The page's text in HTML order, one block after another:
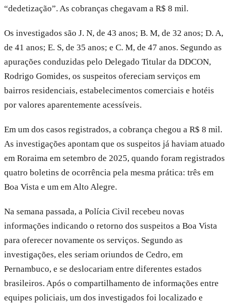
“dedetização”. As cobranças chegavam a R$ 8 mil.
Os investigados são J. N, de 43 anos; B. M, de 32 anos; D. A,
de 41 anos; E. S, de 35 anos; e C. M, de 47 anos. Segundo as
apurações conduzidas pelo Delegado Titular da DDCON,
Rodrigo Gomides, os suspeitos ofereciam serviços em
bairros residenciais, estabelecimentos comerciais e hotéis
por valores aparentemente acessíveis.
Em um dos casos registrados, a cobrança chegou a R$ 8 mil.
As investigações apontam que os suspeitos já haviam atuado
em Roraima em setembro de 2025, quando foram registrados
quatro boletins de ocorrência pela mesma prática: três em
Boa Vista e um em Alto Alegre.
Na semana passada, a Polícia Civil recebeu novas
informações indicando o retorno dos suspeitos a Boa Vista
para oferecer novamente os serviços. Segundo as
investigações, eles seriam oriundos de Cedro, em
Pernambuco, e se deslocariam entre diferentes estados
brasileiros. Após o compartilhamento de informações entre
equipes policiais, um dos investigados foi localizado e